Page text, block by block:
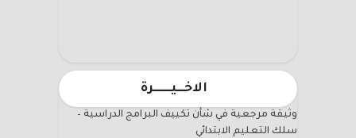
الاخـــيـــــــرة
وثيقة مرجعية في شأن تكييف البرامج الدراسية –
سلك التعليم الابتدائي